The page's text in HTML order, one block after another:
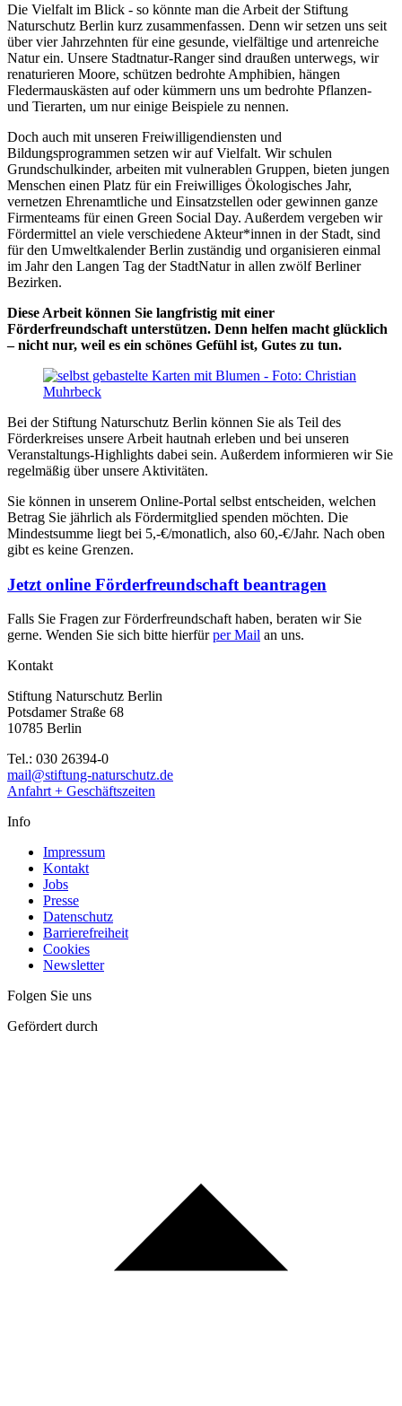
Die Vielfalt im Blick - so könnte man die Arbeit der Stiftung
Naturschutz Berlin kurz zusammenfassen. Denn wir setzen uns seit
über vier Jahrzehnten für eine gesunde, vielfältige und artenreiche
Natur ein. Unsere Stadtnatur-Ranger sind draußen unterwegs, wir
renaturieren Moore, schützen bedrohte Amphibien, hängen
Fledermauskästen auf oder kümmern uns um bedrohte Pflanzen-
und Tierarten, um nur einige Beispiele zu nennen.
Doch auch mit unseren Freiwilligendiensten und
Bildungsprogrammen setzen wir auf Vielfalt. Wir schulen
Grundschulkinder, arbeiten mit vulnerablen Gruppen, bieten jungen
Menschen einen Platz für ein Freiwilliges Ökologisches Jahr,
vernetzen Ehrenamtliche und Einsatzstellen oder gewinnen ganze
Firmenteams für einen Green Social Day. Außerdem vergeben wir
Fördermittel an viele verschiedene Akteur*innen in der Stadt, sind
für den Umweltkalender Berlin zuständig und organisieren einmal
im Jahr den Langen Tag der StadtNatur in allen zwölf Berliner
Bezirken.
Diese Arbeit können Sie langfristig mit einer
Förderfreundschaft unterstützen. Denn helfen macht glücklich
– nicht nur, weil es ein schönes Gefühl ist, Gutes zu tun.
Bei der Stiftung Naturschutz Berlin können Sie als Teil des
Förderkreises unsere Arbeit hautnah erleben und bei unseren
Veranstaltungs-Highlights dabei sein. Außerdem informieren wir Sie
regelmäßig über unsere Aktivitäten.
Sie können in unserem Online-Portal selbst entscheiden, welchen
Betrag Sie jährlich als Fördermitglied spenden möchten. Die
Mindestsumme liegt bei 5,-€/monatlich, also 60,-€/Jahr. Nach oben
gibt es keine Grenzen.
Jetzt online Förderfreundschaft beantragen
Falls Sie Fragen zur Förderfreundschaft haben, beraten wir Sie
gerne. Wenden Sie sich bitte hierfürper Mail an uns.
Kontakt
Stiftung Naturschutz Berlin
Potsdamer Straße 68
10785 Berlin
Tel.: 030 26394-0
mail@stiftung-naturschutz.de
Anfahrt + Geschäftszeiten
Info
Impressum
Kontakt
Jobs
Presse
Datenschutz
Barrierefreiheit
Cookies
Newsletter
Folgen Sie uns
Gefördert durch